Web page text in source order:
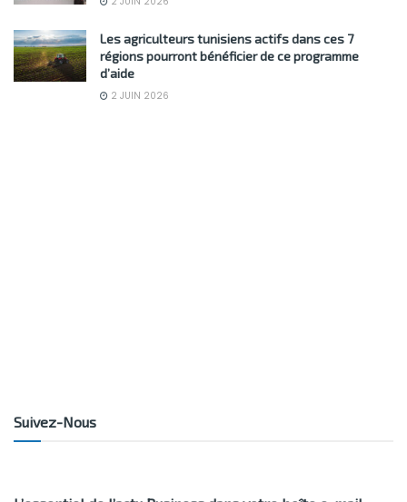
Les agriculteurs tunisiens actifs dans ces 7
régions pourront bénéficier de ce programme
d’aide
2 JUIN 2026
Suivez-Nous